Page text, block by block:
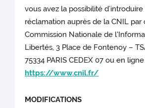
vous avez la possibilité
réclamation auprès de la CNIL par
Commission Nationale de
Libertés, 3 Place de Fontenoy –
75334 PARIS CEDEX 07 ou en ligne
https://www.cnil.fr/
MODIFICATIONS